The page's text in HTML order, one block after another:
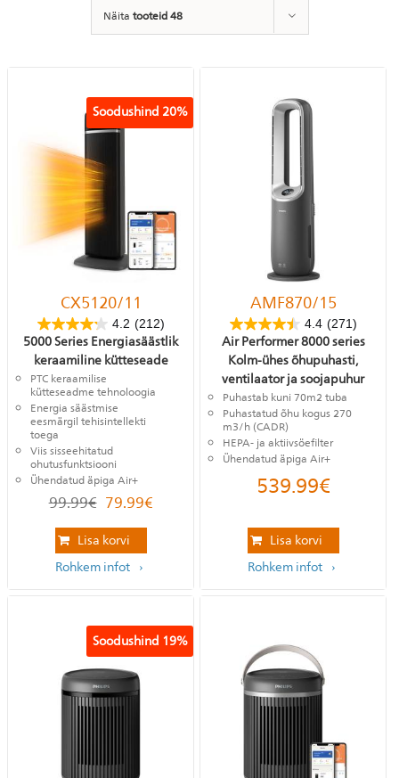
Isiklik hooldusNäitatooteid 48
Soodushind 20%
CX5120/11
4.2 (212)
5000 Series Energiasäästlik
keraamiline kütteseade
PTC keraamilise
kütteseadme tehnoloogia
Energia säästmise
eesmärgil tehisintellekti
toega
Viis sisseehitatud
ohutusfunktsiooni
Ühendatud äpiga Air+
99.99€ 79.99€
Lisa korvi
Rohkem infot
AMF870/15
4.4 (271)
Air Performer 8000 series
Kolm-ühes õhupuhasti,
ventilaator ja soojapuhur
Puhastab kuni 70m2 tuba
Puhastatud õhu kogus 270
m3/h (CADR)
HEPA- ja aktiivsöefilter
Ühendatud äpiga Air+
539.99€
Lisa korvi
Rohkem infot
Soodushind 19%